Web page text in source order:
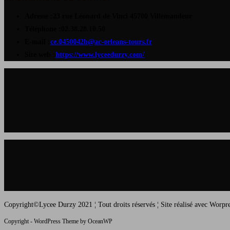
ce.0450042b@ac-orleans-tours.frS’ouvre
votre
https://www.lyceedurzy.com/S’ouvre
dans
Copyright©Lycee Durzy 2021 ¦ Tout droits réservés ¦ Site réalisé avec
Copyright - WordPress Theme by OceanWP